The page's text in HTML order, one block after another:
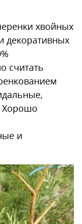
хвойных
декоративных
считать
Хорошо
и